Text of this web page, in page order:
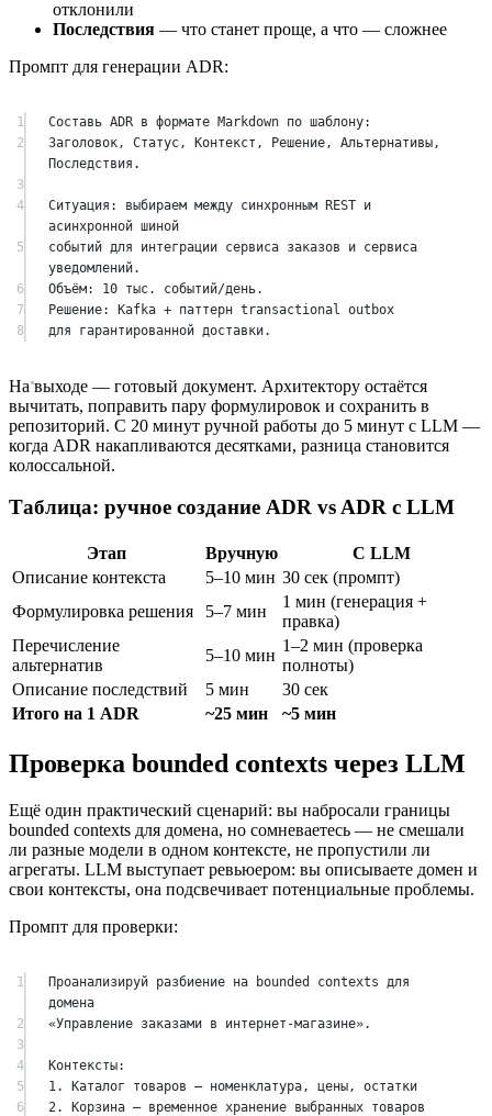
отклонили
Последствия — что станет проще, а что — сложнее
Промпт для генерации ADR:
1
Составь ADR в формате Markdown по шаблону:
2
Заголовок, Статус, Контекст, Решение, Альтернативы,
Последствия.
3
4
Ситуация: выбираем между синхронным REST и
асинхронной шиной
5
событий для интеграции сервиса заказов и сервиса
уведомлений.
6
Объём: 10 тыс. событий/день.
7
Решение: Kafka + паттерн transactional outbox
8
для гарантированной доставки.
На выходе — готовый документ. Архитектору остаётся
вычитать, поправить пару формулировок и сохранить в
репозиторий. С 20 минут ручной работы до 5 минут с LLM —
когда ADR накапливаются десятками, разница становится
колоссальной.
Таблица: ручное создание ADR vs ADR с LLM
Этап Вручную
С LLM
Описание контекста
5–10 мин 30 сек (промпт)
Формулировка решения
5–7 мин
1 мин (генерация +
правка)
Перечисление
альтернатив
5–10 мин
1–2 мин (проверка
полноты)
Описание последствий
5 мин
30 сек
Итого на 1 ADR
~25 мин ~5 мин
Проверка bounded contexts через LLM
Ещё один практический сценарий: вы набросали границы
bounded contexts для домена, но сомневаетесь — не смешали
ли разные модели в одном контексте, не пропустили ли
агрегаты. LLM выступает ревьюером: вы описываете домен и
свои контексты, она подсвечивает потенциальные проблемы.
Промпт для проверки:
1
Проанализируй разбиение на bounded contexts для
домена
2
«Управление заказами в интернет-магазине».
3
4
Контексты:
5
1. Каталог товаров — номенклатура, цены, остатки
6
2. Корзина — временное хранение выбранных товаров